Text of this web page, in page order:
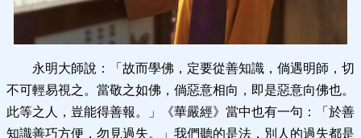
永明大師說：「故而學佛，定要從善知識，倘遇明師，切
不可輕易視之。當敬之如佛，倘惡意相向，即是惡意向佛也。
此等之人，豈能得善報。」《華嚴經》當中也有一句：「於善
知識善巧方便，勿見過失。」我們聽的是法，別人的過失都是